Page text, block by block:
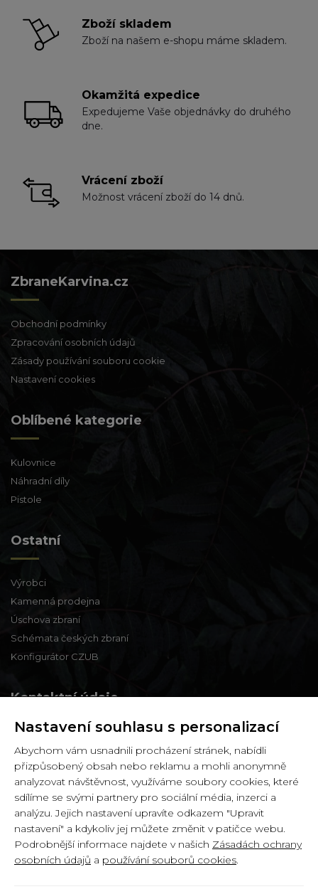
Zboží skladem
Zboží na našem e-shopu máme skladem.
Okamžitá expedice
Expedujeme Vaše objednávky do druhého
dne.
Vrácení zboží
Možnost vrácení zboží do 14 dnů.
ZbraneKarvina.cz
Obchodní podmínky
Zpracování osobních údajů
Zásady používání souboru cookie
Nastavení cookies
Oblíbené kategorie
Kulovnice
Náhradní díly
Pistole
Ostatní
Výrobci
Kamenná prodejna
Úschova zbraní
Schémata českých zbraní
Konfigurátor CZUB
Kontaktní údaje
Zbraně a střelivo Karviná
Zámecká 99,
Karviná - Fryštát,
733 01
IČ: 65900634
DIČ: CZ6358030426
Nastavení souhlasu s personalizací
Abychom vám usnadnili procházení stránek, nabídli
přizpůsobený obsah nebo reklamu a mohli anonymně
analyzovat návštěvnost, využíváme soubory cookies, které
sdílíme se svými partnery pro sociální média, inzerci a
analýzu. Jejich nastavení upravíte odkazem "Upravit
nastavení" a kdykoliv jej můžete změnit v patičce webu.
Podrobnější informace najdete v našich Zásadách ochrany
osobních údajů a používání souborů cookies.